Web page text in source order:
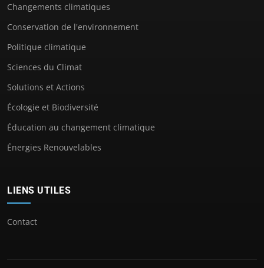
Changements climatiques
Conservation de l'environnement
Politique climatique
Sciences du Climat
Solutions et Actions
Écologie et Biodiversité
Éducation au changement climatique
Énergies Renouvelables
LIENS UTILES
Contact